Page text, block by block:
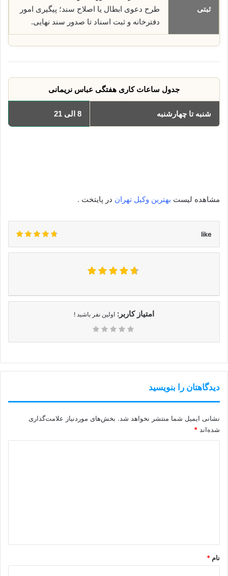
ثبتی
طرح دعوی ابطال یا اصلاح سند؛ پیگیری امور
دفترخانه و ثبت اسناد تا صدور سند نهایی.
جدول ساعات کاری هفتگی عباس نریمانی
شنبه تا چهارشنبه 8 الی 21
مشاهده لیست بهترین وکیل تهران در پایتخت .
like
امتیاز کاربر: اولین نفر باشید !
دیدگاهتان را بنویسید
نشانی ایمیل شما منتشر نخواهد شد. بخش‌های موردنیاز علامت‌گذاری
شده‌اند *
نام *